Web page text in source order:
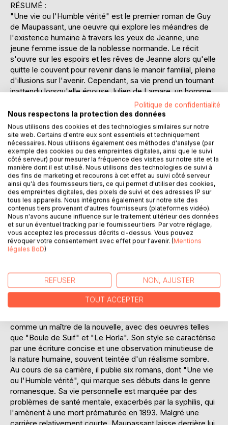
RÉSUMÉ :
"Une vie ou l'Humble vérité" est le premier roman de Guy
de Maupassant, une oeuvre qui explore les méandres de
l'existence humaine à travers les yeux de Jeanne, une
jeune femme issue de la noblesse normande. Le récit
s'ouvre sur les espoirs et les rêves de Jeanne alors qu'elle
quitte le couvent pour revenir dans le manoir familial, pleine
d'illusions sur l'avenir. Cependant, sa vie prend un tournant
inattendu lorsqu'elle épouse Julien de Lamare, un homme
dont l'infidélité et l'égoïsme érodent progressivement ses
idéaux. Maupassant dépeint avec une précision poignante
la désillusion de Jeanne face à la réalité de la vie conjugale
et sociale, marquée par les trahisons, les pertes et les
désenchantements. À travers une narration riche et
détaillée, l'auteur nous plonge dans les contraintes de la
société du XIXe siècle, où le destin des femmes est
souvent dicté par les hommes et les conventions sociales.
L'oeuvre se distingue par sa capacité à capturer les
nuances émotionnelles de ses personnages, tout en
offrant une critique acerbe des institutions sociales de
l'époque. "Une vie ou l'Humble vérité" est un récit
intemporel de résilience et de quête de sens, où
Maupassant interroge les notions de bonheur et de fatalité
avec une acuité remarquable.
L'AUTEUR :
Guy de Maupassant, né le 5 août 1850 à Tourville-sur-
Arques, en Normandie, est l'un des écrivains les plus
influents de la littérature française du XIXe siècle. Élève de
comme un maître de la nouvelle, avec des oeuvres telles
que "Boule de Suif" et "Le Horla". Son style se caractérise
par une écriture concise et une observation minutieuse de
la nature humaine, souvent teintée d'un réalisme sombre.
Au cours de sa carrière, il publie six romans, dont "Une vie
ou l'Humble vérité", qui marque ses débuts dans le genre
romanesque. Sa vie personnelle est marquée par des
problèmes de santé mentale, exacerbés par la syphilis, qui
l'amènent à une mort prématurée en 1893. Malgré une
Politique de confidentialité
Nous respectons la protection des données
Nous utilisons des cookies et des technologies similaires sur notre
site web. Certains d'entre eux sont essentiels et techniquement
nécessaires. Nous utilisons également des méthodes d'analyse (par
exemple des cookies ou des empreintes digitales, ainsi que le suivi
côté serveur) pour mesurer la fréquence des visites sur notre site et la
manière dont il est utilisé. Nous utilisons des technologies de suivi à
des fins de marketing et recourons à cet effet au suivi côté serveur
ainsi qu'à des fournisseurs tiers, ce qui permet d'utiliser des cookies,
des empreintes digitales, des pixels de suivi et des adresses IP sur
tous les appareils. Nous intégrons également sur notre site des
contenus tiers provenant d'autres fournisseurs (plateformes vidéo).
Nous n'avons aucune influence sur le traitement ultérieur des données
et sur un éventuel tracking par le fournisseur tiers. Par votre réglage,
vous acceptez les processus décrits ci-dessus. Vous pouvez
révoquer votre consentement avec effet pour l'avenir. (Mentions
légales BoD)
REFUSER NON, AJUSTER
TOUT ACCEPTER